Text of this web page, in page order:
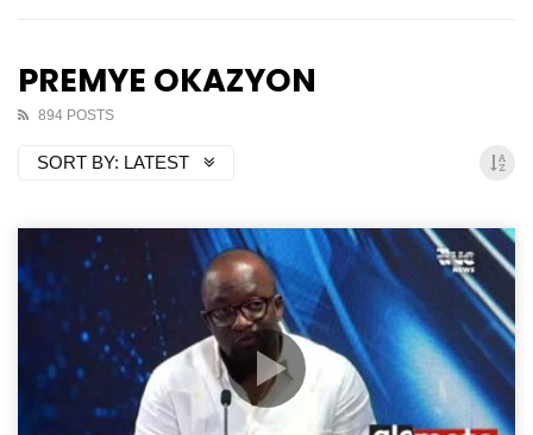
PREMYE OKAZYON
894 POSTS
SORT BY: LATEST